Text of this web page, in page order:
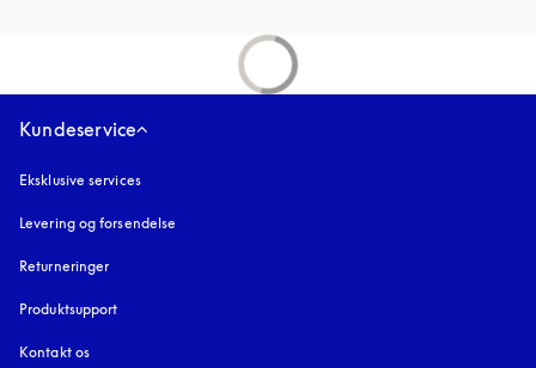
Kundeservice
Eksklusive services
Levering og forsendelse
Returneringer
Produktsupport
Kontakt os